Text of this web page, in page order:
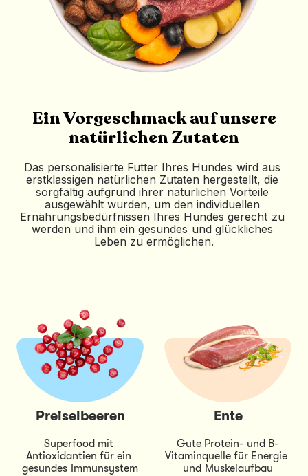
Ein Vorgeschmack auf unsere
natürlichen Zutaten
Das personalisierte Futter Ihres Hundes wird aus
erstklassigen natürlichen Zutaten hergestellt, die
sorgfältig aufgrund ihrer natürlichen Vorteile
ausgewählt wurden, um den individuellen
Ernährungsbedürfnissen Ihres Hundes gerecht zu
werden und ihm ein gesundes und glückliches
Leben zu ermöglichen.
Ente
Gute Protein- und B-
Vitaminquelle für Energie
und Muskelaufbau
Lachs
Reich an Omega-3-
Fettsäuren für gesunde
Haut und Fell